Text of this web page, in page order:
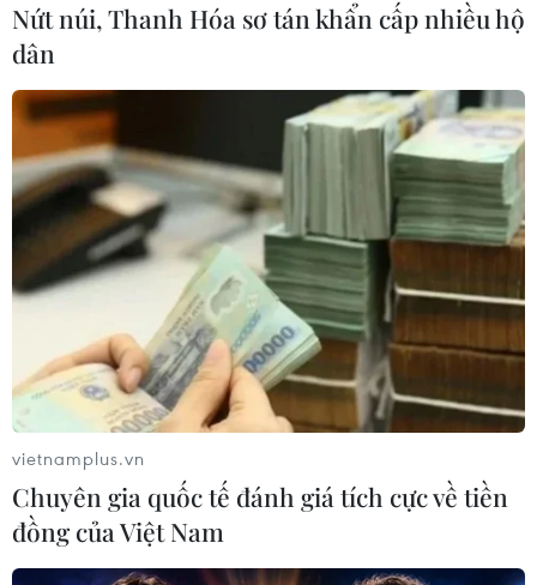
Nứt núi, Thanh Hóa sơ tán khẩn cấp nhiều hộ
dân
vietnamplus.vn
Chuyên gia quốc tế đánh giá tích cực về tiền
đồng của Việt Nam